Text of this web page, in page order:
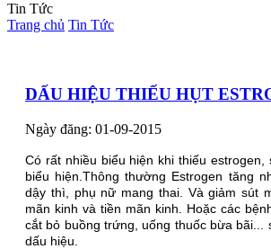
Tin Tức
Trang chủ Tin Tức
DẤU HIỆU THIẾU HỤT
Ngày đăng: 01-09-2015
Có rất nhiều biểu hiện khi thiếu estrogen,
biểu hiện.Thông thường Estrogen tăng
dậy thì, phụ nữ mang thai. Và giảm sút
mãn kinh và tiền mãn kinh. Hoặc các
cắt bỏ buồng trứng, uống thuốc bừa bãi...
dấu hiệu.